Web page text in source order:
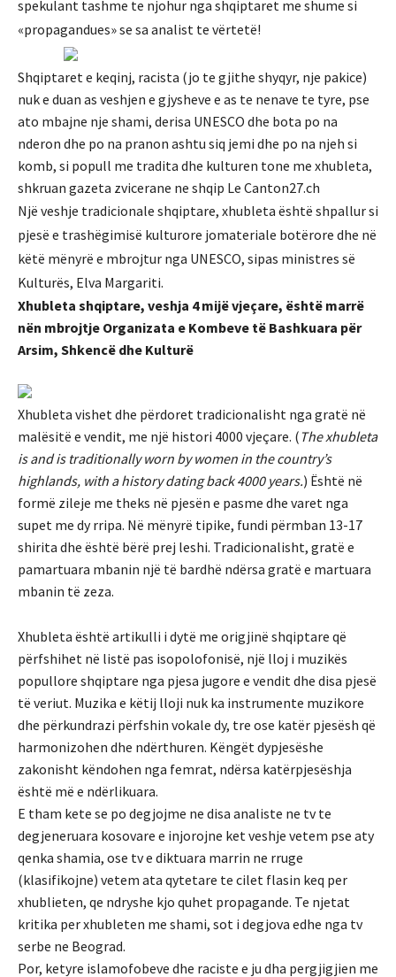
spekulant tashme te njohur nga shqiptaret me shume si
«propagandues» se sa analist te vërtetë!
Shqiptaret e keqinj, racista (jo te gjithe shyqyr, nje pakice)
nuk e duan as veshjen e gjysheve e as te nenave te tyre, pse
ato mbajne nje shami, derisa UNESCO dhe bota po na
nderon dhe po na pranon ashtu siq jemi dhe po na njeh si
komb, si popull me tradita dhe kulturen tone me xhubleta,
shkruan gazeta zvicerane ne shqip Le Canton27.ch
Një veshje tradicionale shqiptare, xhubleta është shpallur si
pjesë e trashëgimisë kulturore jomateriale botërore dhe në
këtë mënyrë e mbrojtur nga UNESCO, sipas ministres së
Kulturës, Elva Margariti.
Xhubleta shqiptare, veshja 4 mijë vjeçare, është marrë
nën mbrojtje Organizata e Kombeve të Bashkuara për
Arsim, Shkencë dhe Kulturë
Xhubleta vishet dhe përdoret tradicionalisht nga gratë në
malësitë e vendit, me një histori 4000 vjeçare. ( The xhubleta
is and is traditionally worn by women in the country’s
highlands, with a history dating back 4000 years.) Është në
formë zileje me theks në pjesën e pasme dhe varet nga
supet me dy rripa. Në mënyrë tipike, fundi përmban 13-17
shirita dhe është bërë prej leshi. Tradicionalisht, gratë e
pamartuara mbanin një të bardhë ndërsa gratë e martuara
mbanin të zeza.
Xhubleta është artikulli i dytë me origjinë shqiptare që
përfshihet në listë pas isopolofonisë, një lloj i muzikës
popullore shqiptare nga pjesa jugore e vendit dhe disa pjesë
të veriut. Muzika e këtij lloji nuk ka instrumente muzikore
dhe përkundrazi përfshin vokale dy, tre ose katër pjesësh që
harmonizohen dhe ndërthuren. Këngët dypjesëshe
zakonisht këndohen nga femrat, ndërsa katërpjesëshja
është më e ndërlikuara.
E tham kete se po degjojme ne disa analiste ne tv te
degjeneruara kosovare e injorojne ket veshje vetem pse aty
qenka shamia, ose tv e diktuara marrin ne rruge
(klasifikojne) vetem ata qytetare te cilet flasin keq per
xhublieten, qe ndryshe kjo quhet propagande. Te njetat
kritika per xhubleten me shami, sot i degjova edhe nga tv
serbe ne Beograd.
Por, ketyre islamofobeve dhe raciste e ju dha pergjigjien me